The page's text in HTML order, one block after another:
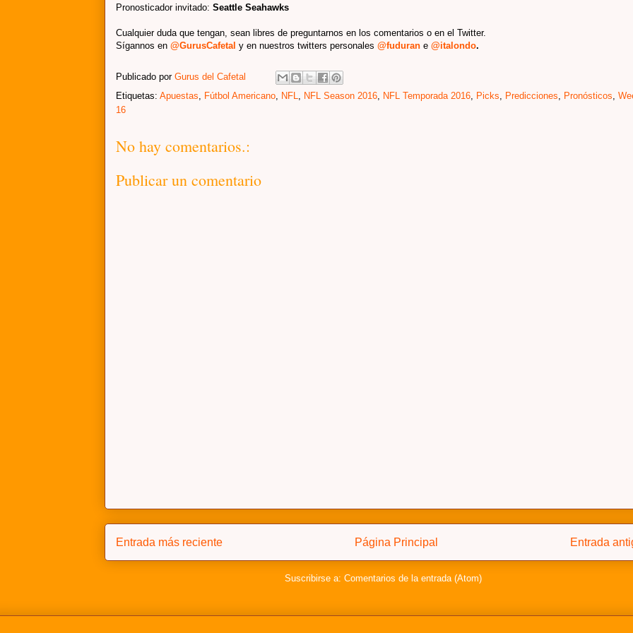
Pronosticador invitado: Seattle Seahawks
Cualquier duda que tengan, sean libres de preguntarnos en los comentarios o en el Twitter.
Sígannos en @GurusCafetal y en nuestros twitters personales @fuduran e @italondo.
Publicado por Gurus del Cafetal
Etiquetas: Apuestas Fútbol Americano NFL NFL Season 2016 NFL Temporada 2016 Picks Predicciones Pronósticos
16
No hay comentarios.:
Publicar un comentario
Entrada más reciente Entrada
Página Principal
Suscribirse a: Comentarios de la entrada (Atom)